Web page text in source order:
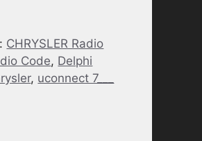
CHRYSLER Radio
Code, Delphi
, uconnect 7___